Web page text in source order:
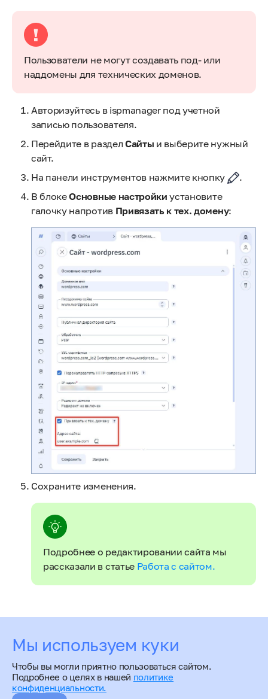
Пользователи не могут создавать под- или
наддомены для технических доменов.
Авторизуйтесь в ispmanager под учетной
записью пользователя.
Перейдите в раздел Сайты и выберите нужный
сайт.
На панели инструментов нажмите кнопку
.
В блокеОсновные настройки установите
галочку напротив Привязать к тех. домену:
Сохраните изменения.
Подробнее о редактировании сайта мы
рассказали в статье Работа с сайтом.
Мы используем куки
Чтобы вы могли приятно пользоваться сайтом.
Подробнее о целях в нашей политике
конфиденциальности.